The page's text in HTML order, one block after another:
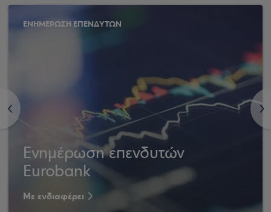
<
ΕΝΗΜΕΡΩΣΗ ΕΠΕΝΔΥΤΩΝ
Ενημέρωση επενδυτών
Eurobank
Με ενδιαφέρει
>